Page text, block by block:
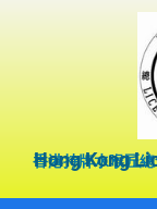
香港持牌水喉匠
Hong Kong